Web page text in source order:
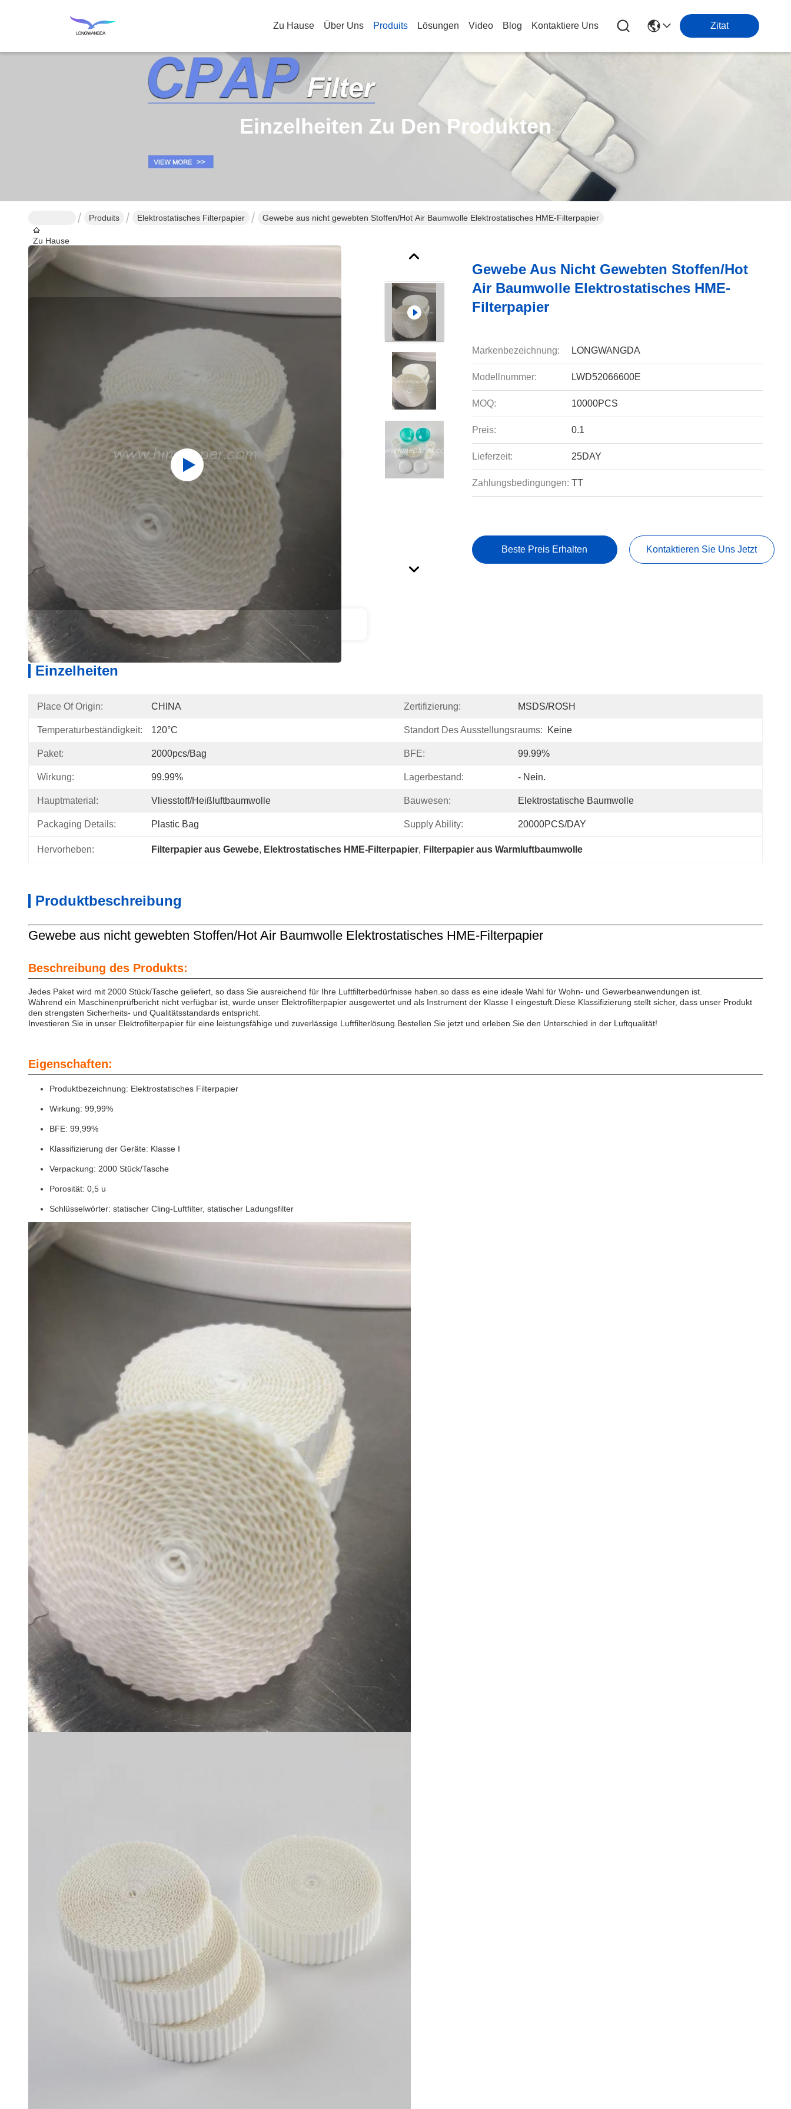
Zu Hause Über Uns Produits Lösungen Video Blog Kontaktiere Uns Zitat
Einzelheiten Zu Den Produkten
Zu Hause
Produits Elektrostatisches Filterpapier Gewebe aus nicht gewebten Stoffen/Hot Air Baumwolle Elektrostatisches HME-Filterpapier
Gewebe Aus Nicht Gewebten Stoffen/Hot
Air Baumwolle Elektrostatisches HME-
Filterpapier
Markenbezeichnung: LONGWANGDA
Modellnummer: LWD52066600E
MOQ: 10000PCS
Preis: 0.1
Lieferzeit: 25DAY
Zahlungsbedingungen: TT
Beste Preis Erhalten Kontaktieren Sie Uns Jetzt
Einzelheiten Produktbeschreibung
Einzelheiten
Place Of Origin: CHINA Zertifizierung: MSDS/ROSH
Temperaturbeständigkeit: 120°C Standort Des Ausstellungsraums: Keine
Paket: 2000pcs/bag BFE: 99.99%
Wirkung: 99.99% Lagerbestand: - Nein.
Hauptmaterial: Vliesstoff/Heißluftbaumwolle Bauwesen: Elektrostatische Baumwolle
Packaging Details: Plastic Bag Supply Ability: 20000PCS/DAY
Hervorheben: Filterpapier aus Gewebe, Elektrostatisches HME-Filterpapier, Filterpapier aus Warmluftbaumwolle
Produktbeschreibung
Gewebe aus nicht gewebten Stoffen/Hot Air Baumwolle Elektrostatisches HME-Filterpapier
Beschreibung des Produkts:
Jedes Paket wird mit 2000 Stück/Tasche geliefert, so dass Sie ausreichend für Ihre Luftfilterbedürfnisse haben.so dass es eine ideale Wahl für Wohn- und Gewerbeanwendungen ist.
Während ein Maschinenprüfbericht nicht verfügbar ist, wurde unser Elektrofilterpapier ausgewertet und als Instrument der Klasse I eingestuft.Diese Klassifizierung stellt sicher, dass unser Produkt
den strengsten Sicherheits- und Qualitätsstandards entspricht.
Investieren Sie in unser Elektrofilterpapier für eine leistungsfähige und zuverlässige Luftfilterlösung.Bestellen Sie jetzt und erleben Sie den Unterschied in der Luftqualität!
Eigenschaften:
Produktbezeichnung: Elektrostatisches Filterpapier
Wirkung: 99,99%
BFE: 99,99%
Klassifizierung der Geräte: Klasse I
Verpackung: 2000 Stück/Tasche
Porosität: 0,5 u
Schlüsselwörter: statischer Cling-Luftfilter, statischer Ladungsfilter